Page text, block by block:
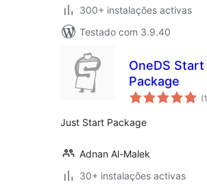
300+ instalações activas
Testado com 3.9.40
OneDS Start
Package
(1
Just Start Package
Adnan Al-Malek
30+ instalações activas